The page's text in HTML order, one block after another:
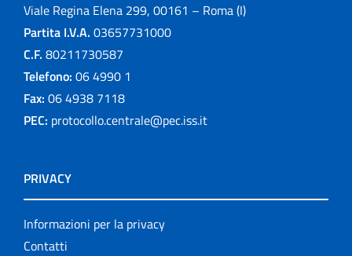
Viale Regina Elena 299, 00161 – Roma (I)
Partita I.V.A. 03657731000
C.F. 80211730587
Telefono: 06 4990 1
Fax: 06 4938 7118
PEC: protocollo.centrale@pec.iss.it
PRIVACY
Informazioni per la privacy
Contatti